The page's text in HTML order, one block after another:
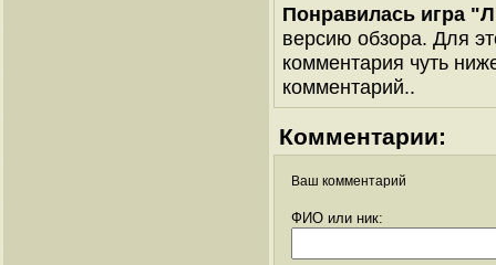
Понравилась игра
версию обзора. Для
комментария чуть
комментарий..
Комментарии:
Ваш комментарий
ФИО или ник: